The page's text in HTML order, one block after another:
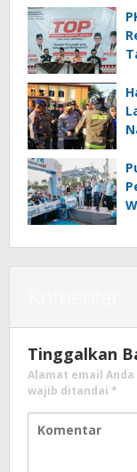
Tinggalkan
Alamat email
wajib ditandai *